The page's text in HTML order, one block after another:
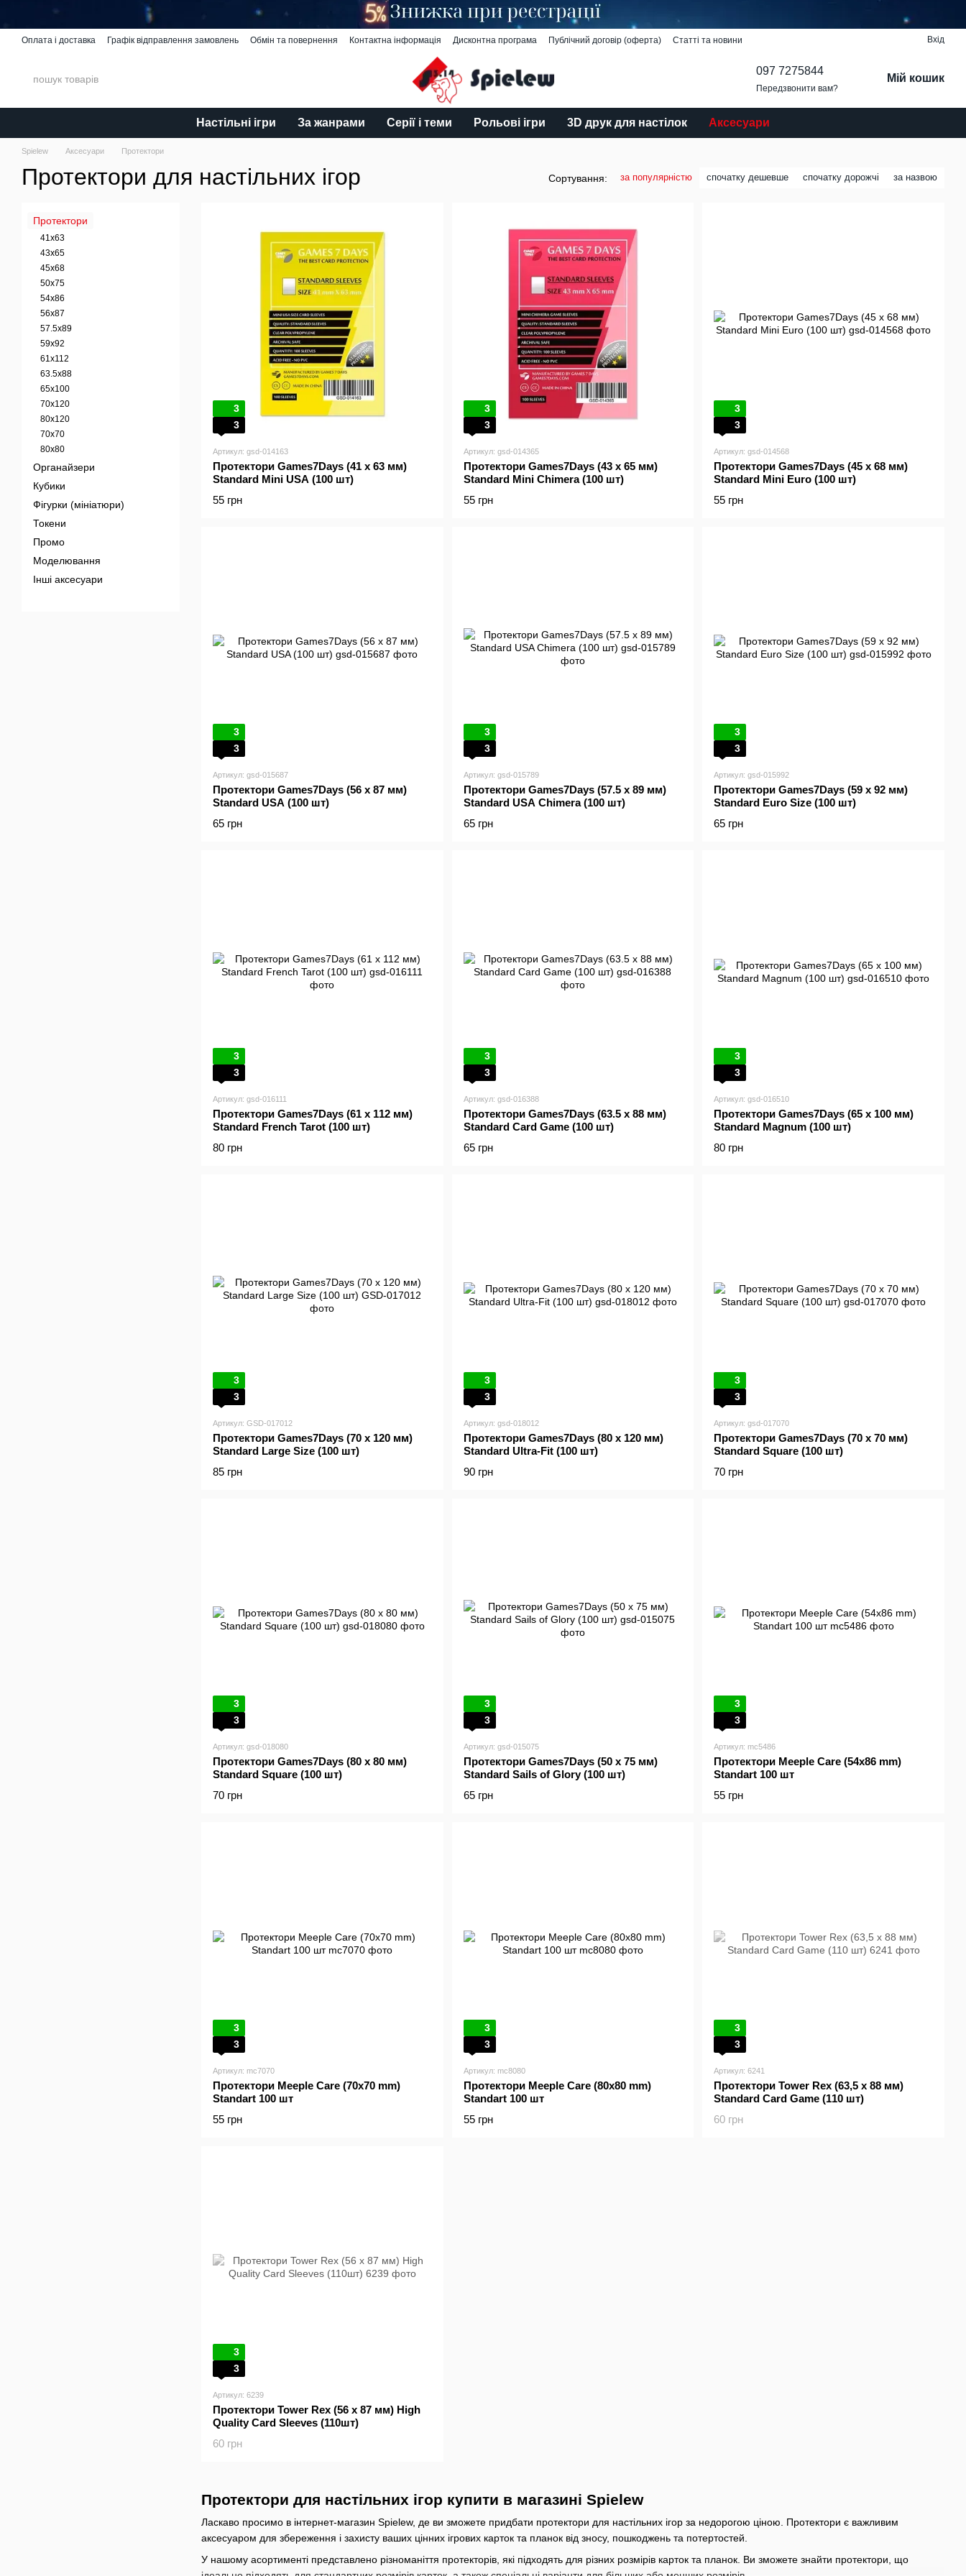
Перейти до основного контенту
Оплата і доставка Графік відправлення замовлень Обмін та повернення Контактна інформація Дисконтна програма Публічний договір (оферта)
Статті та новини
Вхід
097 7275844
Передзвонити вам?
Мій кошик
Настільні ігри За жанрами Серії і теми Рольові ігри 3D друк для настілок Аксесуари
Spielew Аксесуари Протектори
Протектори для настільних ігор Сортування: за популярністю спочатку дешевше спочатку дорожчі за назвою
Протектори для настільних ігор купити в магазині Spielew
Ласкаво просимо в інтернет-магазин Spielew, де ви зможете придбати протектори для настільних ігор за недорогою ціною. Протектори є важливим
аксесуаром для збереження і захисту ваших цінних ігрових карток та планок від зносу, пошкоджень та потертостей.
У нашому асортименті представлено різноманіття протекторів, які підходять для різних розмірів карток та планок. Ви зможете знайти протектори, що
3
3
Артикул: gsd-014163
Протектори Games7Days (41 x 63 мм)
Standard Mini USA (100 шт)
55 грн
3
3
Артикул: gsd-014365
Протектори Games7Days (43 x 65 мм)
Standard Mini Chimera (100 шт)
55 грн
3
3
Артикул: gsd-014568
Протектори Games7Days (45 x 68 мм)
Standard Mini Euro (100 шт)
55 грн
3
3
Артикул: gsd-015687
Протектори Games7Days (56 x 87 мм)
Standard USA (100 шт)
65 грн
3
3
Артикул: gsd-015789
Протектори Games7Days (57.5 x 89 мм)
Standard USA Chimera (100 шт)
65 грн
3
3
Артикул: gsd-015992
Протектори Games7Days (59 x 92 мм)
Standard Euro Size (100 шт)
65 грн
3
3
Артикул: gsd-016111
Протектори Games7Days (61 x 112 мм)
Standard French Tarot (100 шт)
80 грн
3
3
Артикул: gsd-016388
Протектори Games7Days (63.5 x 88 мм)
Standard Card Game (100 шт)
65 грн
3
3
Артикул: gsd-016510
Протектори Games7Days (65 x 100 мм)
Standard Magnum (100 шт)
80 грн
3
3
Артикул: GSD-017012
Протектори Games7Days (70 x 120 мм)
Standard Large Size (100 шт)
85 грн
3
3
Артикул: gsd-018012
Протектори Games7Days (80 x 120 мм)
Standard Ultra-Fit (100 шт)
90 грн
3
3
Артикул: gsd-017070
Протектори Games7Days (70 x 70 мм)
Standard Square (100 шт)
70 грн
3
3
Артикул: gsd-018080
Протектори Games7Days (80 x 80 мм)
Standard Square (100 шт)
70 грн
3
3
Артикул: gsd-015075
Протектори Games7Days (50 x 75 мм)
Standard Sails of Glory (100 шт)
65 грн
3
3
Артикул: mc5486
Протектори Meeple Care (54x86 mm)
Standart 100 шт
55 грн
3
3
Артикул: mc7070
Протектори Meeple Care (70x70 mm)
Standart 100 шт
55 грн
3
3
Артикул: mc8080
Протектори Meeple Care (80x80 mm)
Standart 100 шт
55 грн
3
3
Артикул: 6241
Протектори Tower Rex (63,5 x 88 мм)
Standard Card Game (110 шт)
60 грн
3
3
Артикул: 6239
Протектори Tower Rex (56 х 87 мм) High
Quality Card Sleeves (110шт)
60 грн
Протектори
41x63
43x65
45x68
50x75
54x86
56x87
57.5x89
59x92
61x112
63.5x88
65x100
70x120
80x120
70x70
80x80
Органайзери
Кубики
Фігурки (мініатюри)
Токени
Промо
Моделювання
Інші аксесуари